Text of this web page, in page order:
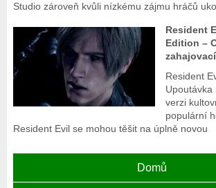
Studio zároveň kvůli nízkému zájmu hráčů
Resident
Edition –
Resident
Upoutávka
verzi
populární
Resident Evil se mohou těšit na úplně novou
Domů